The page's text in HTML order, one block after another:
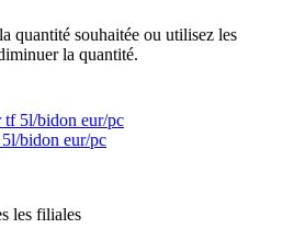
quantité souhaitée ou utilisez les
la quantité.
bidon eur/pc
les filiales